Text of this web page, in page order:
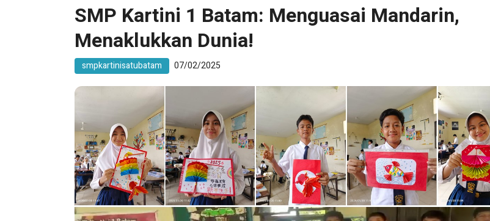
SMP Kartini 1 Batam: Menguasai Mandarin,
Menaklukkan Dunia!
smpkartinisatubatam 07/02/2025